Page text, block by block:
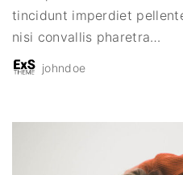
tincidunt imperdiet
nisi convallis pharetra…
johndoe